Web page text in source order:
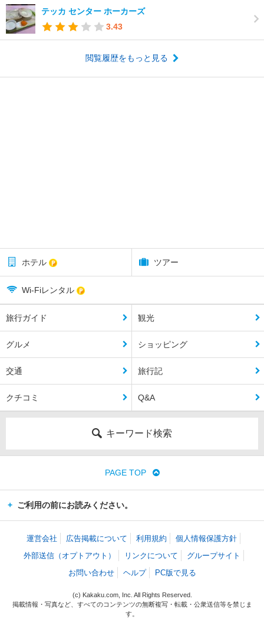
テッカ センター ホーカーズ
3.43
閲覧履歴をもっと見る
ホテル ツアー
Wi-Fiレンタル
旅行ガイド 観光
グルメ ショッピング
交通 旅行記
クチコミ Q&A
キーワード検索
PAGE TOP
ご利用の前にお読みください。
運営会社 広告掲載について 利用規約
個人情報保護方針
外部送信（オプトアウト）
リンクについて
グループサイト
お問い合わせ
ヘルプ PC版で見る
(c) Kakaku.com, Inc. All Rights Reserved.
掲載情報・写真など、すべてのコンテンツの無断複写・転載・公衆送信等を禁じま
す。